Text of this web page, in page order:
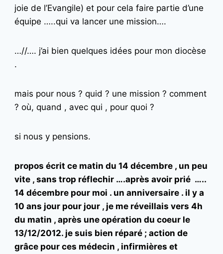
joie de l’Evangile) et pour cela faire partie d’une
équipe …..qui va lancer une mission….
…//…. j’ai bien quelques idées pour mon diocèse
.
mais pour nous ? quid ? une mission ? comment
? où, quand , avec qui , pour quoi ?
si nous y pensions.
propos écrit ce matin du 14 décembre , un peu
vite , sans trop réflechir ….après avoir prié …..
14 décembre pour moi . un anniversaire . il y a
10 ans jour pour jour , je me réveillais vers 4h
du matin , après une opération du coeur le
13/12/2012. je suis bien réparé ; action de
grâce pour ces médecin , infirmières et